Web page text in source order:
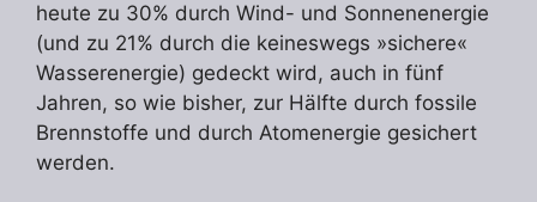
heute zu 30% durch Wind- und Sonnenenergie
(und zu 21% durch die keineswegs »sichere«
Wasserenergie) gedeckt wird, auch in fünf
Jahren, so wie bisher, zur Hälfte durch fossile
Brennstoffe und durch Atomenergie gesichert
werden.